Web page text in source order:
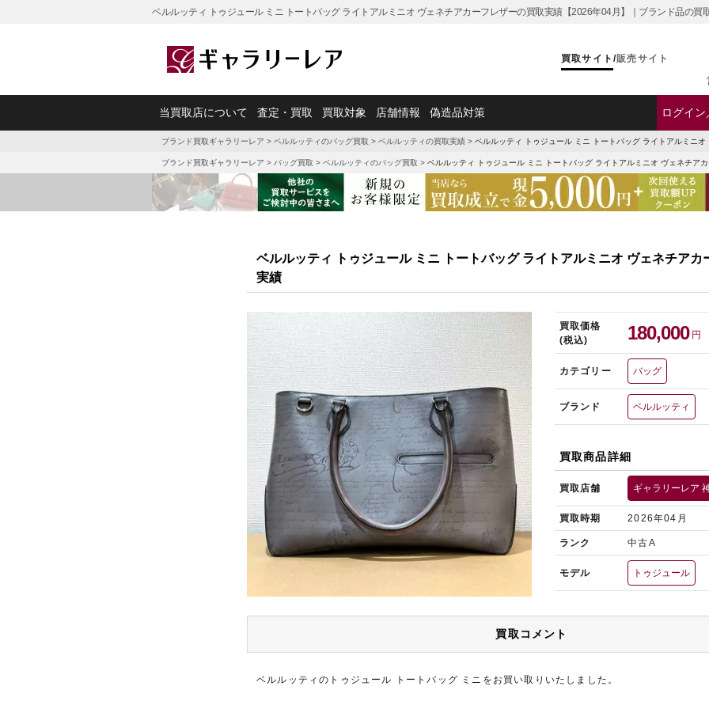
ベルルッティ トゥジュール ミニ トートバッグ ライトアルミニオ ヴェネチアカーフレザーの買取実績【2026年04月】｜ブランド品の買
買取サイト /販売サイト
当買取店について 査定・買取 買取対象 店舗情報 偽造品対策 ログイ
ブランド買取ギャラリーレア > ベルルッティのバッグ買取 > ベルルッティの買取実績 > ベルルッティ トゥジュール ミニ トートバッグ ライトアルミニ
ブランド買取ギャラリーレア > バッグ買取 > ベルルッティのバッグ買取 > ベルルッティ トゥジュール ミニ トートバッグ ライトアルミニオ ヴェネチア
ベルルッティ トゥジュール ミニ トートバッグ ライトアルミニオ ヴェネチアカ
実績
買取価格
(税込)
180,000 円
カテゴリー バッグ
ブランド ベルルッティ
買取商品詳細
買取店舗 ギャラリーレア
買取時期 2026年04月
ランク 中古A
モデル トゥジュール
買取コメント
ベルルッティのトゥジュール トートバッグ ミニをお買い取りいたしました。